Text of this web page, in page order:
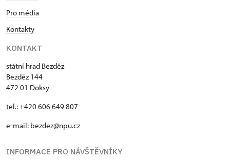
Pro média
Kontakty
KONTAKT
státní hrad Bezděz
Bezděz 144
472 01 Doksy
tel.: +420 606 649 807
e-mail: bezdez@npu.cz
INFORMACE PRO NÁVŠTĚVNÍKY